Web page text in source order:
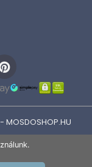
MOSDOSHOP.HU